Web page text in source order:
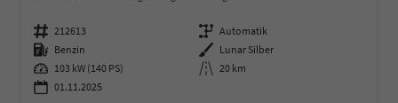
Fahrzeugnummer 212613 Getriebe Automatik
Kraftstoff Benzin Außenfarbe Lunar Silber
Leistung 103 kW (140 PS) Kilometerstand 20 km
01.11.2025